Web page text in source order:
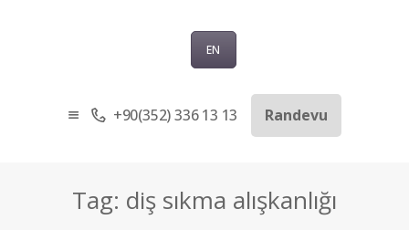
EN
+90(352) 336 13 13 Randevu
Tag: diş sıkma alışkanlığı
SAĞLIK TURIZMI
TEDAVILER